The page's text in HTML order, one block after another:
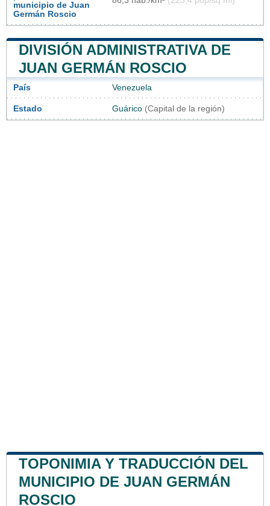
municipio de Juan
Germán Roscio
DIVISIÓN ADMINISTRATIVA DE
JUAN GERMÁN ROSCIO
País Venezuela
Estado Guárico (Capital de la región)
TOPONIMIA Y TRADUCCIÓN DEL
MUNICIPIO DE JUAN GERMÁN
ROSCIO